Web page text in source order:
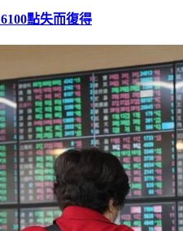
點失而復得